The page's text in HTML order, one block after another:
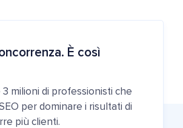
È così
3 milioni di professionisti che
per dominare i risultati di
più clienti.